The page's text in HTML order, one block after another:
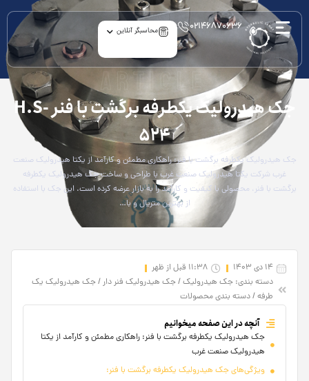
۰۲۱۴۶۸۷۰۶۳۶ محاسبگر آنلاین
article
جک هیدرولیک یکطرفه برگشت با فنر H.S-
524
جک هیدرولیک یکطرفه برگشت با فنر: راهکاری مطمئن و کارآمد از یکتا هیدرولیک صنعت
غرب شرکت یکتا هیدرولیک صنعت غرب با طراحی و ساخت جک هیدرولیک یکطرفه
برگشت با فنر، محصولی با کیفیت و کارآمد را به بازار عرضه کرده است. این جک با استفاده
از بهترین متریال و با…
14 دی 1403
11:38 قبل از ظهر
دسته بندی: جک‌ هیدرولیک/ جک هیدرولیک فنر دار/ جک هیدرولیک یک
طرفه/دسته‌ بندی محصولات
آنچه در این صفحه میخوانیم
جک هیدرولیک یکطرفه برگشت با فنر: راهکاری مطمئن و کارآمد از یکتا
هیدرولیک صنعت غرب
ویژگی‌های جک هیدرولیک یکطرفه برگشت با فنر: